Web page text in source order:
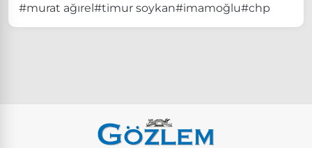
#murat ağırel#timur soykan#imamoğlu#chp